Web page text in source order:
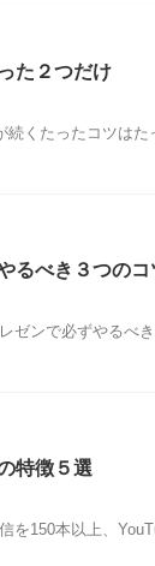
た２つだけ
くたったコツはた
るべき３つのコ
ゼンで必ずやるべ
特徴５選
を150本以上、